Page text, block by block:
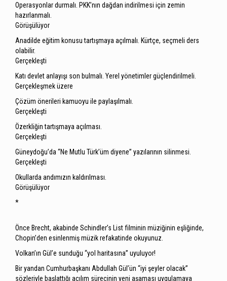
Operasyonlar durmalı. PKK’nın dağdan indirilmesi için zemin
hazırlanmalı.
Görüşülüyor
Anadilde eğitim konusu tartışmaya açılmalı. Kürtçe, seçmeli ders
olabilir.
Gerçekleşti
Katı devlet anlayışı son bulmalı. Yerel yönetimler güçlendirilmeli.
Gerçekleşmek üzere
Çözüm önerileri kamuoyu ile paylaşılmalı.
Gerçekleşti
Özerkliğin tartışmaya açılması.
Gerçekleşti
Güneydoğu’da “Ne Mutlu Türk’üm diyene” yazılarının silinmesi.
Gerçekleşti
Okullarda andımızın kaldırılması.
Görüşülüyor
*
Önce Brecht, akabinde Schindler’s List filminin müziğinin eşliğinde,
Chopin’den esinlenmiş müzik refakatinde okuyunuz.
Volkan’ın Gül’e sunduğu “yol haritasına” uyuluyor!
Bir yandan Cumhurbaşkanı Abdullah Gül’ün “iyi şeyler olacak”
sözleriyle başlattığı açılım sürecinin yeni aşaması uygulamaya